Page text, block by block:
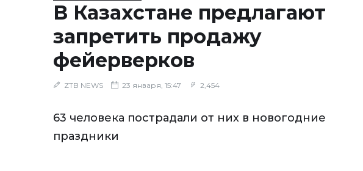
В Казахстане предлагают
запретить продажу
фейерверков
ZTB NEWS 23 января, 15:47 2,454
63 человека пострадали от них в новогодние
праздники